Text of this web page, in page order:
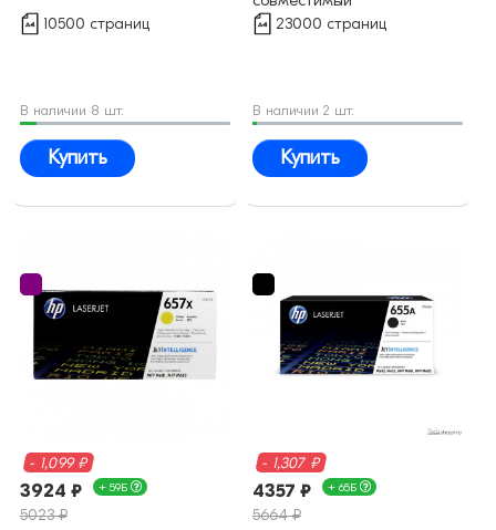
10500 страниц
В наличии 8 шт.
Купить
23000 страниц
В наличии 2 шт.
Купить
- 1,099 ₽
3924 ₽ + 59Б
5023 ₽
- 1,307 ₽
4357 ₽ + 65Б
5664 ₽